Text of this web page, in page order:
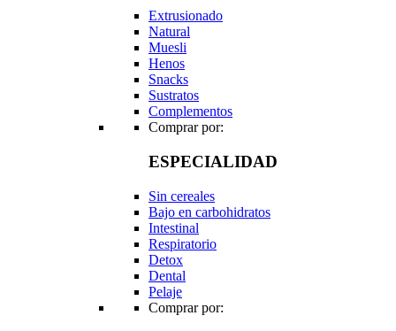
Extrusionado
Natural
Muesli
Henos
Snacks
Sustratos
Complementos
Comprar por:
ESPECIALIDAD
Sin cereales
Bajo en carbohidratos
Intestinal
Respiratorio
Detox
Dental
Pelaje
Comprar por: